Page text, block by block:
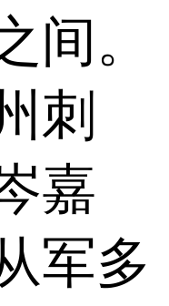
间。
刺
嘉
军多